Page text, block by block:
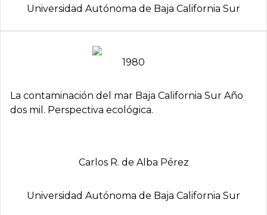
Universidad Autónoma de Baja California Sur
1980
La contaminación del mar Baja California Sur Año
dos mil. Perspectiva ecológica.
Carlos R. de Alba Pérez
Universidad Autónoma de Baja California Sur